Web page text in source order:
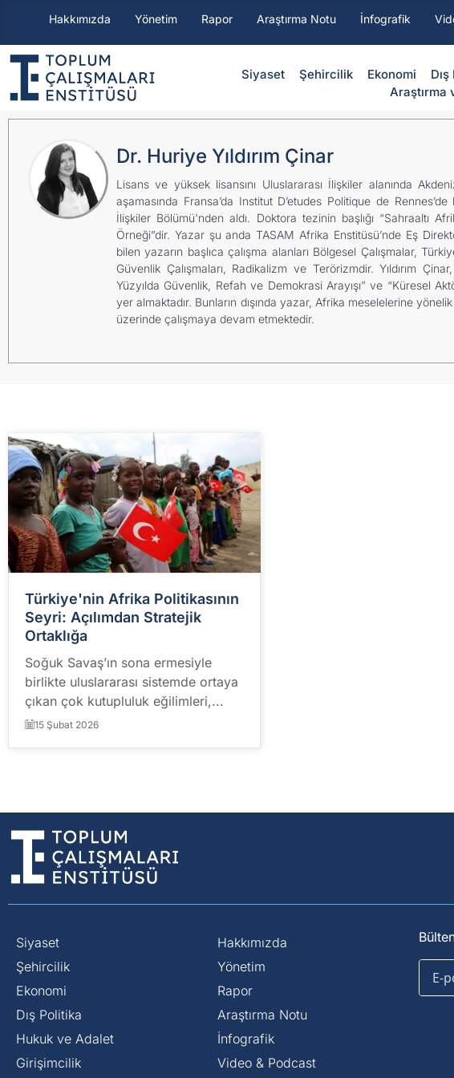
Hakkımızda Yönetim Rapor Araştırma Notu İnfografik
Siyaset ⁠Şehircilik Ekonomi
Araştırma
Dr. Huriye Yıldırım Çinar
Lisans ve yüksek lisansını Uluslararası İlişkiler alanında
aşamasında Fransa’da Institut D’etudes Politique de
İlişkiler Bölümü'nden aldı. Doktora tezinin başlığı “Sahraaltı
Örneği”dir. Yazar şu anda TASAM Afrika Enstitüsü’nde Eş
bilen yazarın başlıca çalışma alanları Bölgesel Çalışmalar,
Güvenlik Çalışmaları, Radikalizm ve Terörizmdir. Yıldırım
Yüzyılda Güvenlik, Refah ve Demokrasi Arayışı” ve “Küresel
yer almaktadır. Bunların dışında yazar, Afrika meselelerine
üzerinde çalışmaya devam etmektedir.
Türkiye'nin Afrika Politikasının
Seyri: Açılımdan Stratejik
Ortaklığa
Soğuk Savaş’ın sona ermesiyle
birlikte uluslararası sistemde ortaya
çıkan çok kutupluluk eğilimleri,...
15 Şubat 2026
Siyaset
⁠Şehircilik
Ekonomi
Dış Politika
⁠Hukuk ve Adalet
Girişimcilik
Hakkımızda
Yönetim
Rapor
Araştırma Notu
İnfografik
Video & Podcast